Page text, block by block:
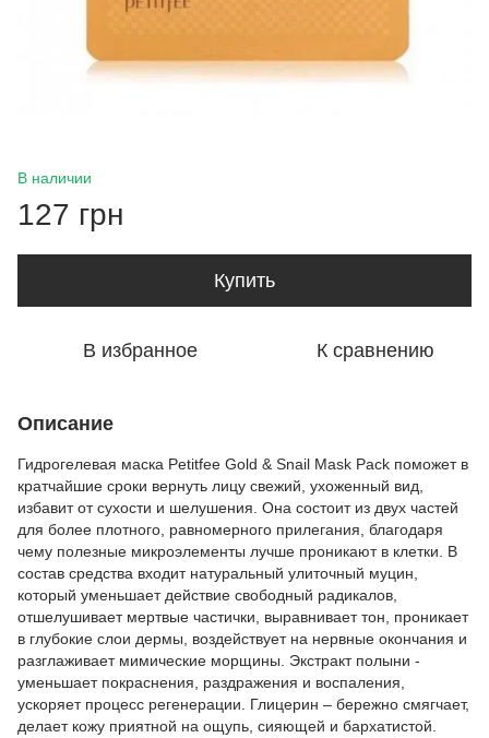
В наличии
127 грн
Купить
В избранное К сравнению
Описание
Гидрогелевая маска Petitfee Gold & Snail Mask Pack поможет в
кратчайшие сроки вернуть лицу свежий, ухоженный вид,
избавит от сухости и шелушения. Она состоит из двух частей
для более плотного, равномерного прилегания, благодаря
чему полезные микроэлементы лучше проникают в клетки. В
состав средства входит натуральный улиточный муцин,
который уменьшает действие свободный радикалов,
отшелушивает мертвые частички, выравнивает тон, проникает
в глубокие слои дермы, воздействует на нервные окончания и
разглаживает мимические морщины. Экстракт полыни -
уменьшает покраснения, раздражения и воспаления,
ускоряет процесс регенерации. Глицерин – бережно смягчает,
делает кожу приятной на ощупь, сияющей и бархатистой.